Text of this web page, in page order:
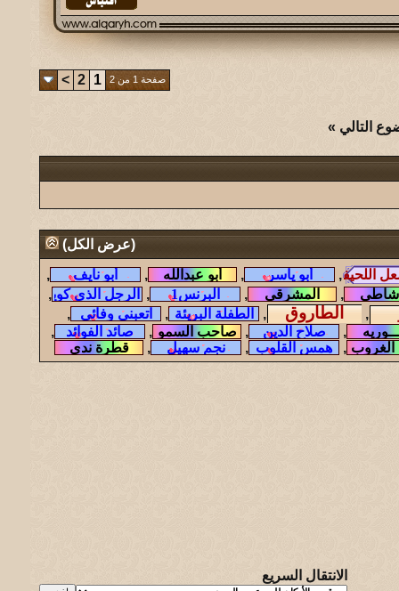
صفحة 1 من 2 1
2
>
التالي »
(عرض الكل)
,
,
,
,
,
,
,
,
,
,
,
,
,
,
,
,
,
,
,
الانتقال السريع